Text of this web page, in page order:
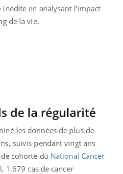
en analysant l'impact
de la vie.
de la régularité
les données de plus de
suivis pendant vingt ans
cohorte du National Cancer
1.679 cas de cancer